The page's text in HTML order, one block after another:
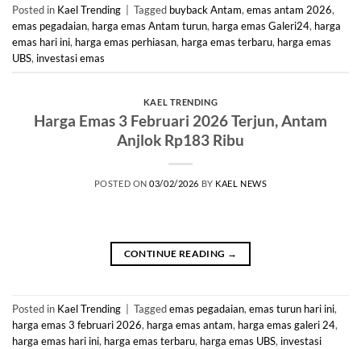
Posted in Kael Trending Tagged buyback Antam, emas antam 2026,
emas pegadaian, harga emas Antam turun, harga emas Galeri24, harga
emas hari ini, harga emas perhiasan, harga emas terbaru, harga emas
UBS, investasi emas
KAEL TRENDING
Harga Emas 3 Februari 2026 Terjun, Antam
Anjlok Rp183 Ribu
POSTED ON03/02/2026 BY KAEL NEWS
CONTINUE READING →
Posted in Kael Trending Taggedemas pegadaian,emas turun hari ini,
harga emas 3 februari 2026, harga emas antam, harga emas galeri 24,
harga emas hari ini, harga emas terbaru, harga emas UBS, investasi